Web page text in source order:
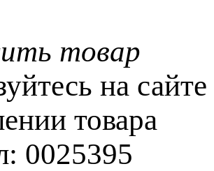
товар
на
товара
0025395